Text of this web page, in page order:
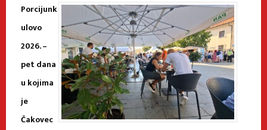
Porcijunk
ulovo
2026. –
pet dana
u kojima
je
Čakovec